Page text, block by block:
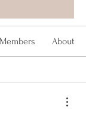
Members About